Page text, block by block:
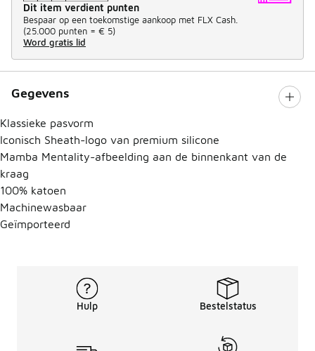
Dit item verdient punten
Bespaar op een toekomstige aankoop met FLX Cash.
(25.000 punten = € 5)
Word gratis lid
Gegevens
Klassieke pasvorm
Iconisch Sheath-logo van premium silicone
Mamba Mentality-afbeelding aan de binnenkant van de
kraag
100% katoen
Machinewasbaar
Geïmporteerd
Hulp Bestelstatus